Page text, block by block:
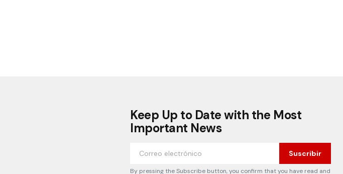
Keep Up to Date with the Most
Important News
Suscribir
By pressing the Subscribe button, you confirm that you have read and